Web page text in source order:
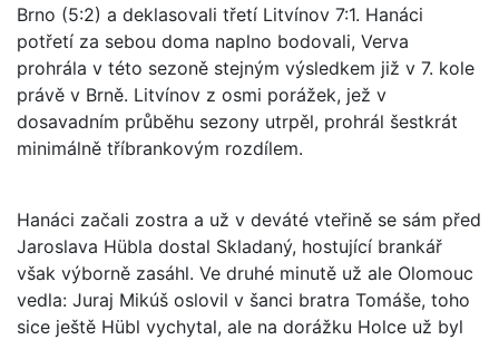
Brno (5:2) a deklasovali třetí Litvínov 7:1. Hanáci
potřetí za sebou doma naplno bodovali, Verva
prohrála v této sezoně stejným výsledkem již v 7. kole
právě v Brně. Litvínov z osmi porážek, jež v
dosavadním průběhu sezony utrpěl, prohrál šestkrát
minimálně tříbrankovým rozdílem.
Hanáci začali zostra a už v deváté vteřině se sám před
Jaroslava Hübla dostal Skladaný, hostující brankář
však výborně zasáhl. Ve druhé minutě už ale Olomouc
vedla: Juraj Mikúš oslovil v šanci bratra Tomáše, toho
sice ještě Hübl vychytal, ale na dorážku Holce už byl